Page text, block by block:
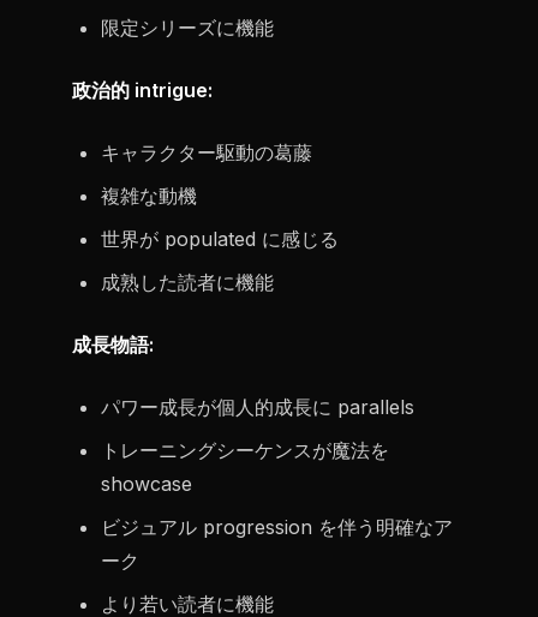
限定シリーズに機能
政治的 intrigue:
キャラクター駆動の葛藤
複雑な動機
世界が populated に感じる
成熟した読者に機能
成長物語:
パワー成長が個人的成長に parallels
トレーニングシーケンスが魔法を
showcase
ビジュアル progression を伴う明確なア
ーク
より若い読者に機能